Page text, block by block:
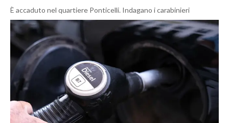
È accaduto nel quartiere Ponticelli. Indagano i carabinieri